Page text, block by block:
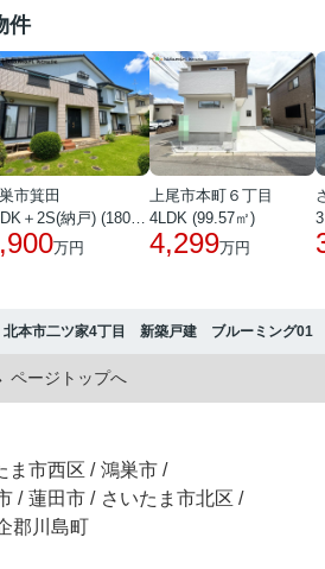
件
市箕田
万円
上尾市本町６丁目
4LDK (99.57㎡)
4,299万円
北本市二ツ家4丁目 新築戸建 ブルーミング01
ページトップへ
ま市西区 / 鴻巣市 /
/ 蓮田市 / さいたま市北区 /
郡川島町